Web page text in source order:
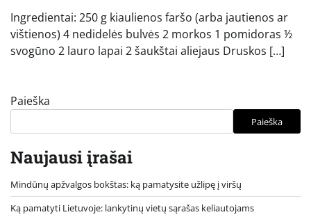
Ingredientai: 250 g kiaulienos faršo (arba jautienos ar
vištienos) 4 nedidelės bulvės 2 morkos 1 pomidoras ½
svogūno 2 lauro lapai 2 šaukštai aliejaus Druskos […]
Paieška
Paieška
Naujausi įrašai
Mindūnų apžvalgos bokštas: ką pamatysite užlipę į viršų
Ką pamatyti Lietuvoje: lankytinų vietų sąrašas keliautojams